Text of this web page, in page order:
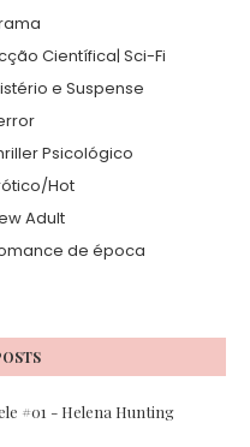
Científica| Sci-Fi
e Suspense
Psicológico
Hot
Adult
de época
#01 - Helena Hunting